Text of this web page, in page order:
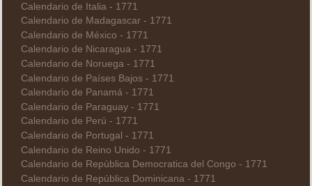
Calendario de Italia - 1771
Calendario de Madagascar - 1771
Calendario de México - 1771
Calendario de Nicaragua - 1771
Calendario de Noruega - 1771
Calendario de Países Bajos - 1771
Calendario de Panamá - 1771
Calendario de Paraguay - 1771
Calendario de Perú - 1771
Calendario de Portugal - 1771
Calendario de Reino Unido - 1771
Calendario de República Democratica del Congo - 1771
Calendario de República Dominicana - 1771